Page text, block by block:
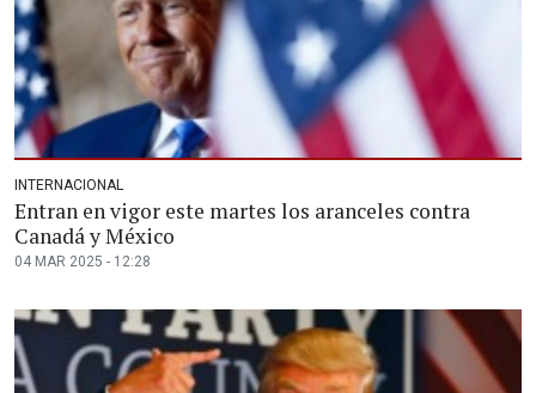
INTERNACIONAL
Entran en vigor este martes los aranceles contra
Canadá y México
04 MAR 2025 - 12:28